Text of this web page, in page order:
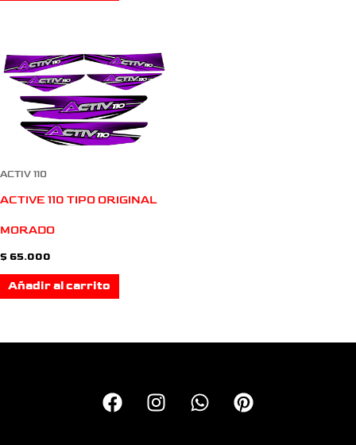
ACTIV 110
ACTIVE 110 TIPO ORIGINAL
MORADO
$ 65.000
Añadir al carrito